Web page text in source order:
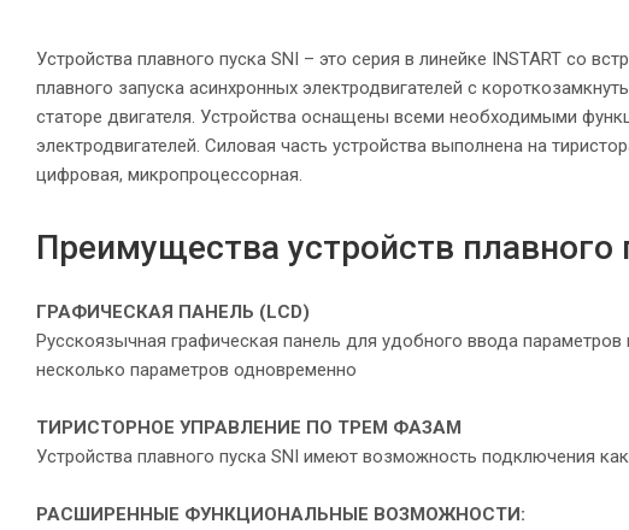
Устройства плавного пуска SNI – это серия в линейке INSTART со
плавного запуска асинхронных электродвигателей с
статоре двигателя. Устройства оснащены всеми необходимыми
электродвигателей. Силовая часть устройства выполнена на
цифровая, микропроцессорная.
Преимущества устройств плавного
ГРАФИЧЕСКАЯ ПАНЕЛЬ (LCD)
Русскоязычная графическая панель для удобного ввода
несколько параметров одновременно
ТИРИСТОРНОЕ УПРАВЛЕНИЕ ПО ТРЕМ ФАЗАМ
Устройства плавного пуска SNI имеют возможность подключения как
РАСШИРЕННЫЕ ФУНКЦИОНАЛЬНЫЕ ВОЗМОЖНОСТИ: